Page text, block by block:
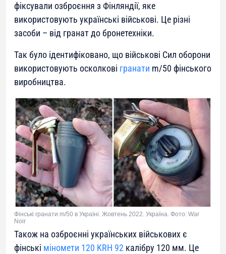
фіксували озброєння з Фінляндії, яке
використовують українські військові. Це різні
засоби – від гранат до бронетехніки.
Так було ідентифіковано, що військові Сил оборони
використовують осколкові гранати m/50 фінського
виробництва.
Фінські гранати m/50 в Україні. Жовтень 2022. Україна. Фото: War
Noir
Також на озброєнні українських військових є
фінські міномети 120 KRH 92 калібру 120 мм. Це